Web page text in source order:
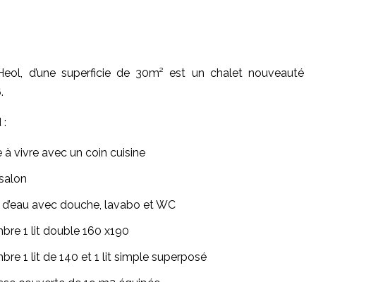
d’une superficie de 30m² est un chalet nouveauté
:
à vivre avec un coin cuisine
d’eau avec douche, lavabo et WC
1 lit double 160 x190
1 lit de 140 et 1 lit simple superposé